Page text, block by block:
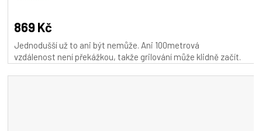
869 Kč
Jednodušší už to ani být nemůže. Ani 100metrová
vzdálenost není překážkou, takže grilování může klidně začít.